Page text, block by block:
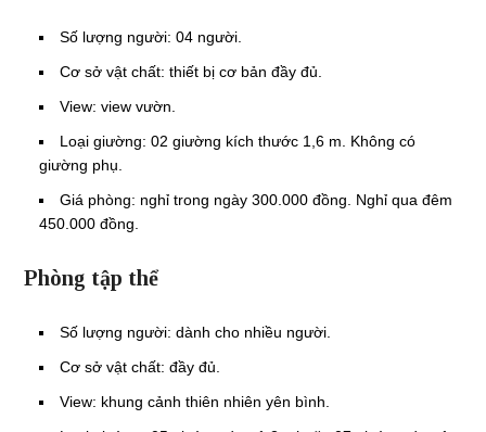
Số lượng người: 04 người.
Cơ sở vật chất: thiết bị cơ bản đầy đủ.
View: view vườn.
Loại giường: 02 giường kích thước 1,6 m. Không có
giường phụ.
Giá phòng: nghỉ trong ngày 300.000 đồng. Nghỉ qua đêm
450.000 đồng.
Phòng tập thể
Số lượng người: dành cho nhiều người.
Cơ sở vật chất: đầy đủ.
View: khung cảnh thiên nhiên yên bình.